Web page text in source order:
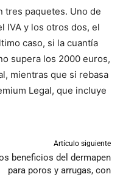
tres paquetes. Uno de
IVA y los otros dos, el
caso, si la cuantía
supera los 2000 euros,
mientras que si rebasa
Legal, que incluye
Artículo siguiente
beneficios del dermapen
para poros y arrugas, con